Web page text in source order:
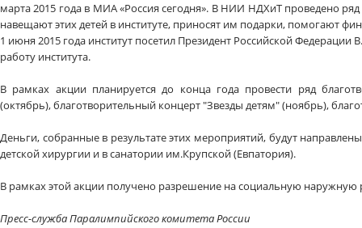
марта 2015 года в МИА «Россия сегодня». В НИИ НДХиТ проведено
навещают этих детей в институте, приносят им подарки, помогают
1 июня 2015 года институт посетил Президент Российской
работу института.
В рамках акции планируется до конца года провести ряд
(октябрь), благотворительный концерт "Звезды детям" (ноябрь),
Деньги, собранные в результате этих мероприятий, будут
детской хирургии и в санатории им.Крупской (Евпатория).
В рамках этой акции получено разрешение на социальную наружную
Пресс-служба Паралимпийского комитета России